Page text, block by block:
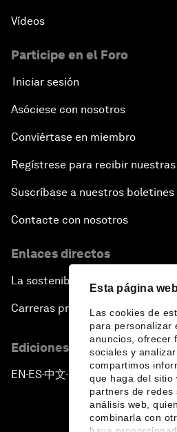
Esta página
Las cookies de
para personalizar
anuncios, ofrecer
sociales y
compartimos
que haga del sitio
partners de redes
análisis web,
combinarla con
Vídeos
Participe en el Foro
Iniciar sesión
Asóciese con nosotros
Conviértase en miembro
Regístrese para recibir
Suscríbase a nuestros boletines
Contacte con nosotros
Enlaces directos
La sostenibilidad en el Foro
Carreras profesionales
Ediciones en otros idiomas
EN ▪ES▪中文▪ 日本語